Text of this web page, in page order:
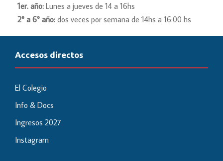
1er. año: Lunes a jueves de 14 a 16hs
2° a 6° año: dos veces por semana de 14hs a 16:00 hs
Accesos directos
El Colegio
Info & Docs
Ingresos 2027
Instagram